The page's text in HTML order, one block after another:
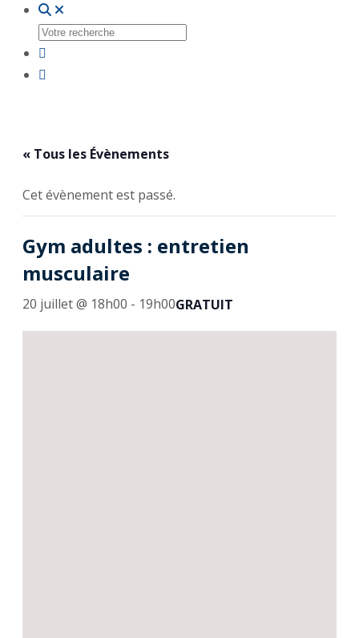
« Tous les Évènements
Cet évènement est passé.
Gym adultes : entretien
musculaire
20 juillet @ 18h00 - 19h00GRATUIT